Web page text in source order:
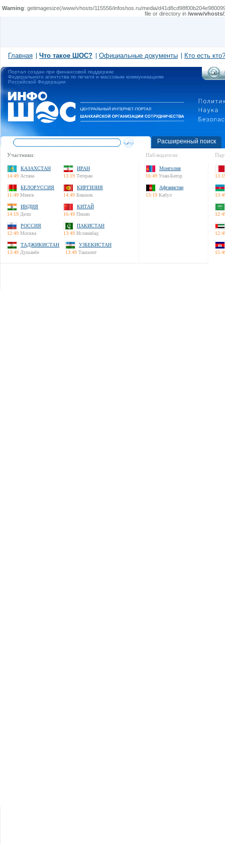
Warning: getimagesize(/www/vhosts/115556/infoshos.ru/media/
file or directory in /www/vhosts/
Главная Что такое ШОС? Официальные документы Кто есть кто?
Портал создан при финансовой поддержке
Федерального агентства по печати и массовым коммуникациям
Российской Федерации
Расширенный поиск
Участники:
КАЗАХСТАН
14:49 Астана
ИРАН
13:19 Тегеран
БЕЛОРУССИЯ
11:49 Минск
КИРГИЗИЯ
14:49 Бишкек
ИНДИЯ
14:19 Дели
КИТАЙ
16:49 Пекин
РОССИЯ
12:49 Москва
ПАКИСТАН
13:49 Исламабад
ТАДЖИКИСТАН
13:49 Душанбе
УЗБЕКИСТАН
13:49 Ташкент
Наблюдатели:
Монголия
16:49 Улан-Батор
Афганистан
13:19 Кабул